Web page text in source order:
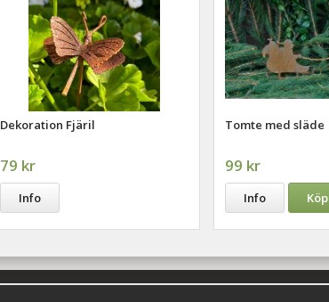
Dekoration Fjäril
79 kr
Info
Tomte med släde
99 kr
Info Köp